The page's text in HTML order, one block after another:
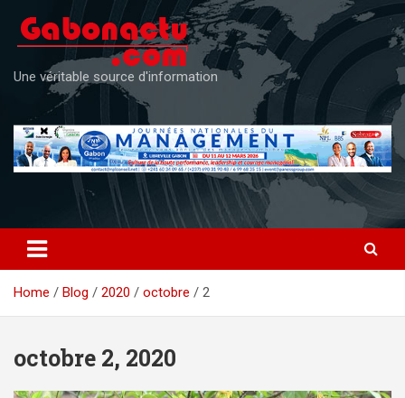
content
Une véritable source d'information
Home Blog 2020 octobre 2
octobre 2, 2020